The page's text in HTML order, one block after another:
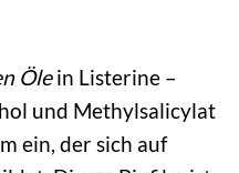
Ölein Listerine –
und Methylsalicylat
ein, der sich auf